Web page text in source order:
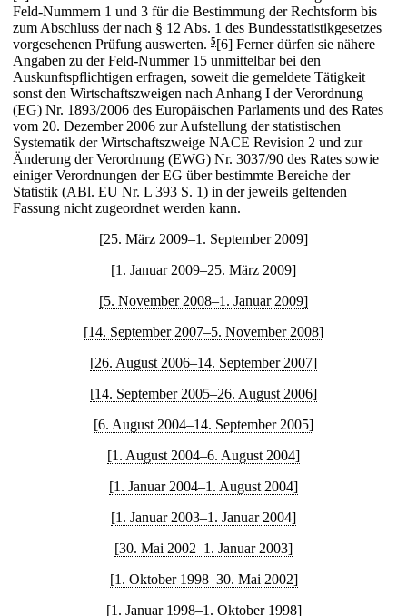
Feld-Nummern 1 und 3 für die Bestimmung der Rechtsform bis
zum Abschluss der nach § 12 Abs. 1 des Bundesstatistikgesetzes
vorgesehenen Prüfung auswerten. 5[6] Ferner dürfen sie nähere
Angaben zu der Feld-Nummer 15 unmittelbar bei den
Auskunftspflichtigen erfragen, soweit die gemeldete Tätigkeit
sonst den Wirtschaftszweigen nach Anhang I der Verordnung
(EG) Nr. 1893/2006 des Europäischen Parlaments und des Rates
vom 20. Dezember 2006 zur Aufstellung der statistischen
Systematik der Wirtschaftszweige NACE Revision 2 und zur
Änderung der Verordnung (EWG) Nr. 3037/90 des Rates sowie
einiger Verordnungen der EG über bestimmte Bereiche der
Statistik (ABl. EU Nr. L 393 S. 1) in der jeweils geltenden
Fassung nicht zugeordnet werden kann.
[25. März 2009–1. September 2009]
[1. Januar 2009–25. März 2009]
[5. November 2008–1. Januar 2009]
[14. September 2007–5. November 2008]
[26. August 2006–14. September 2007]
[14. September 2005–26. August 2006]
[6. August 2004–14. September 2005]
[1. August 2004–6. August 2004]
[1. Januar 2004–1. August 2004]
[1. Januar 2003–1. Januar 2004]
[30. Mai 2002–1. Januar 2003]
[1. Oktober 1998–30. Mai 2002]
[1. Januar 1998–1. Oktober 1998]